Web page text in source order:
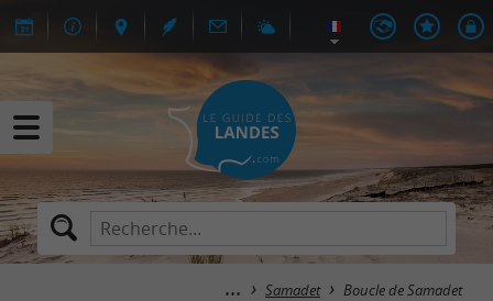
Samadet Boucle de Samadet